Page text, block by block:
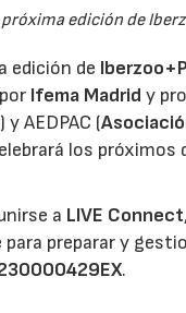
edición de
edición de
Ifema Madrid y
) y AEDPAC (
los próximos
a LIVE Connect
preparar y
.